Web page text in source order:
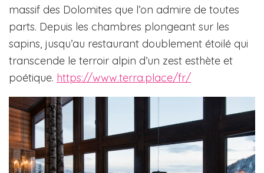
massif des Dolomites que l’on admire de toutes
parts. Depuis les chambres plongeant sur les
sapins, jusqu’au restaurant doublement étoilé qui
transcende le terroir alpin d’un zest esthète et
poétique. https://www.terra.place/fr/